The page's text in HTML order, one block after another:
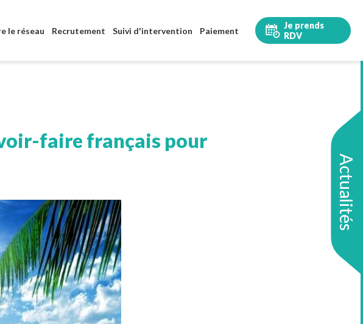
le réseau Recrutement Suivi d'intervention Paiement
Je prends
RDV
Actualités
faire français pour